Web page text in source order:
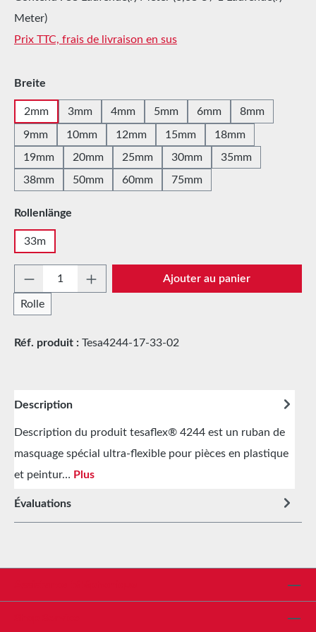
Meter)
Prix TTC, frais de livraison en sus
Sélectionnez
Breite
2mm 3mm 4mm 5mm 6mm 8mm
9mm 10mm 12mm 15mm
18mm
19mm
20mm 25mm 30mm
35mm
38mm
50mm 60mm 75mm
Sélectionnez
Rollenlänge
33m
Quantité de produit : Entrez la quantité
Rolle
Ajouter au panier
Réf. produit : Tesa4244-17-33-02
Description
Description du produit tesaflex® 4244 est un ruban de
masquage spécial ultra-flexible pour pièces en plastique
et peintur… Plus
Évaluations